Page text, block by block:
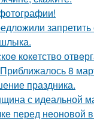
кокeтство
8
праздника.
с идеальной
перед неоновой